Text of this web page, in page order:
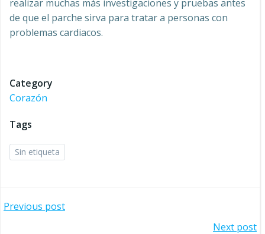
realizar muchas más investigaciones y pruebas antes
de que el parche sirva para tratar a personas con
problemas cardiacos.
Category
Corazón
Tags
Sin etiqueta
Navegación
Previous post
Next post